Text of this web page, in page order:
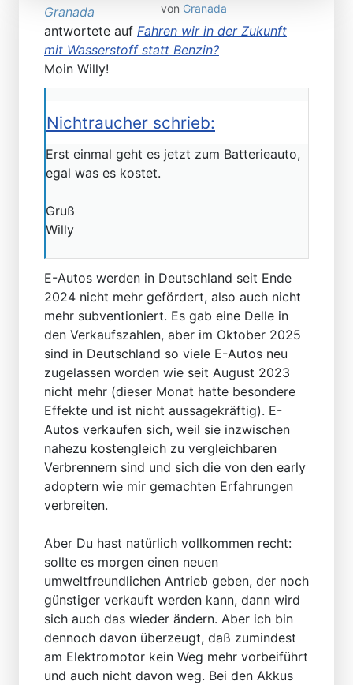
von Granada
Granada
antwortete auf Fahren wir in der Zukunft
mit Wasserstoff statt Benzin?
Moin Willy!
Nichtraucher schrieb:
Erst einmal geht es jetzt zum Batterieauto,
egal was es kostet.
Gruß
Willy
E-Autos werden in Deutschland seit Ende
2024 nicht mehr gefördert, also auch nicht
mehr subventioniert. Es gab eine Delle in
den Verkaufszahlen, aber im Oktober 2025
sind in Deutschland so viele E-Autos neu
zugelassen worden wie seit August 2023
nicht mehr (dieser Monat hatte besondere
Effekte und ist nicht aussagekräftig). E-
Autos verkaufen sich, weil sie inzwischen
nahezu kostengleich zu vergleichbaren
Verbrennern sind und sich die von den early
adoptern wie mir gemachten Erfahrungen
verbreiten.
Aber Du hast natürlich vollkommen recht:
sollte es morgen einen neuen
umweltfreundlichen Antrieb geben, der noch
günstiger verkauft werden kann, dann wird
sich auch das wieder ändern. Aber ich bin
dennoch davon überzeugt, daß zumindest
am Elektromotor kein Weg mehr vorbeiführt
und auch nicht davon weg. Bei den Akkus